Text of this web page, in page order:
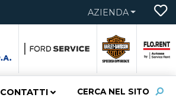
AZIENDA
CERCA NEL SITO
CONTATTI